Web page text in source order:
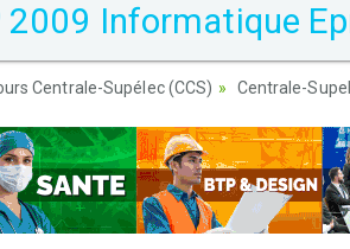
2009 Informatique
Centrale-Supélec (CCS) Centrale-